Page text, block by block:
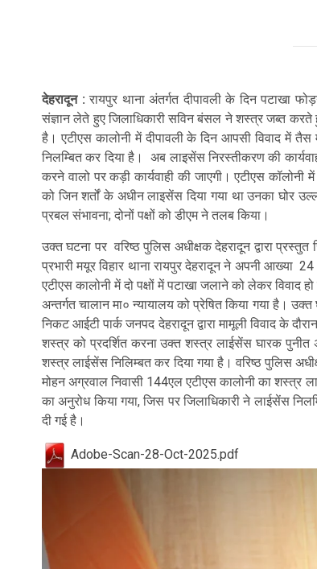
देहरादून : रायपुर थाना अंतर्गत दीपावली के दिन पटाखा
संज्ञान लेते हुए जिलाधिकारी सविन बंसल ने शस्त्र जब्त करते
है। एटीएस कालोनी में दीपावली के दिन आपसी विवाद में
निलम्बित कर दिया है। अब लाइसेंस निरस्तीकरण की
करने वालो पर कड़ी कार्यवाही की जाएगी। एटीएस
को जिन शर्तों के अधीन लाइसेंस दिया गया था उनका घोर
प्रबल संभावना; दोनों पक्षों को डीएम ने तलब किया।
उक्त घटना पर वरिष्ठ पुलिस अधीक्षक देहरादून द्वारा प्रस्तुत
प्रभारी मयूर विहार थाना रायपुर देहरादून ने अपनी आख्या
एटीएस कालोनी में दो पक्षों में पटाखा जलाने को लेकर विवाद
अन्तर्गत चालान मा० न्यायालय को प्रेषित किया गया है।
निकट आईटी पार्क जनपद देहरादून द्वारा मामूली विवाद के
शस्त्र को प्रदर्शित करना उक्त शस्त्र लाईसेंस घारक
शस्त्र लाईसेंस निलिम्बत कर दिया गया है। वरिष्ठ पुलिस
मोहन अग्रवाल निवासी 144एल एटीएस कालोनी का
का अनुरोध किया गया, जिस पर जिलाधिकारी ने लाईसेंस
दी गई है।
Adobe-Scan-28-Oct-2025.pdf